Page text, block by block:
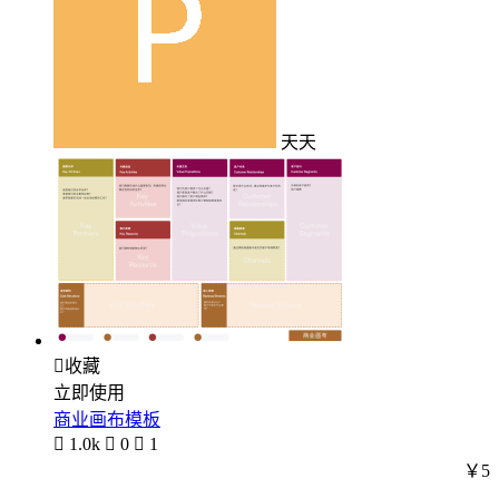
天天
收藏
立即使用
商业画布模板
 1.0k  0  1
￥5